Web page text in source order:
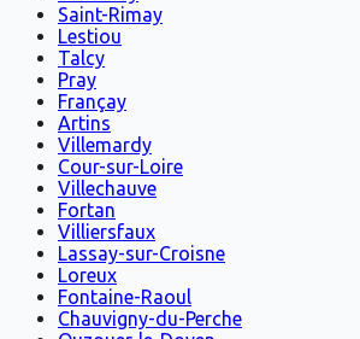
Saint-Rimay
Lestiou
Talcy
Pray
Françay
Artins
Villemardy
Cour-sur-Loire
Villechauve
Fortan
Villiersfaux
Lassay-sur-Croisne
Loreux
Fontaine-Raoul
Chauvigny-du-Perche